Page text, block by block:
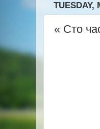
TUESDAY,
« Сто